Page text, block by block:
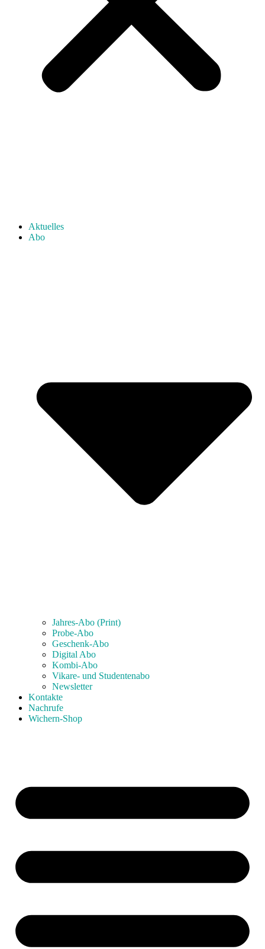
Aktuelles
Abo
Jahres-Abo (Print)
Probe-Abo
Geschenk-Abo
Digital Abo
Kombi-Abo
Vikare- und Studentenabo
Newsletter
Kontakte
Nachrufe
Wichern-Shop